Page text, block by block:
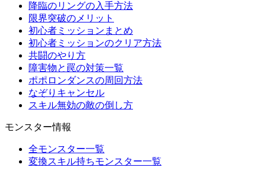
降臨のリングの入手方法
限界突破のメリット
初心者ミッションまとめ
初心者ミッションのクリア方法
共闘のやり方
障害物と罠の対策一覧
ポポロンダンスの周回方法
なぞりキャンセル
スキル無効の敵の倒し方
モンスター情報
全モンスター一覧
変換スキル持ちモンスター一覧